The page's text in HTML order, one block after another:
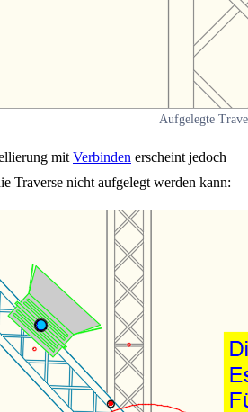
Aufgelegte
mit Verbinden erscheint jedoch
Traverse nicht aufgelegt werden kann: